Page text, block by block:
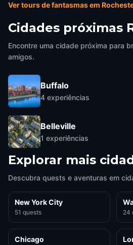
Ver tours de fantasmas em
Cidades próximas
Encontre uma cidade próxima para
amigos.
Buffalo
4 experiências
Belleville
1 experiências
Explorar mais
Descubra quests e aventuras em
New York City
51 quests 24
Chicago